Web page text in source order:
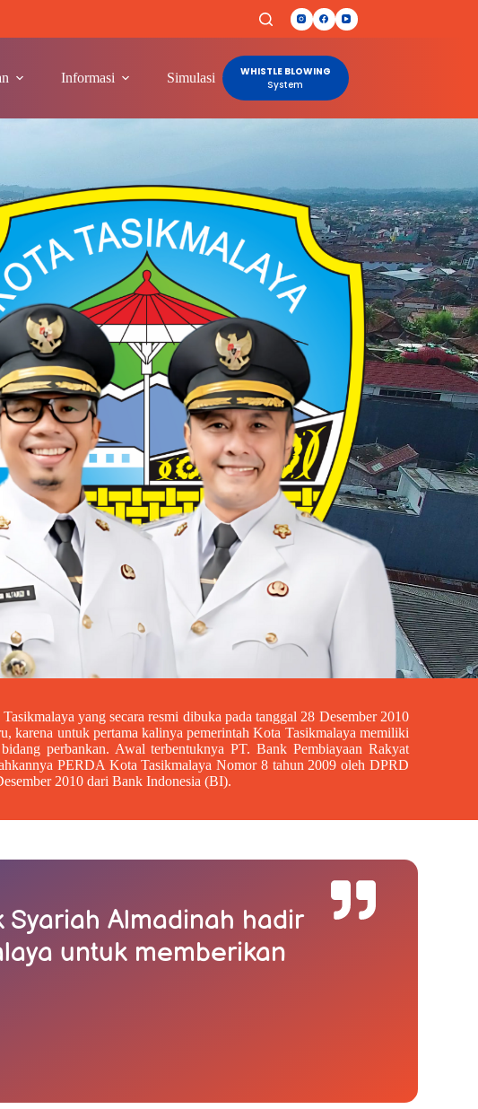
Informasi Simulasi Lainnya
WHISTLE BLOWING
System
yang secara resmi dibuka pada tanggal 28 Desember 2010
karena untuk pertama kalinya pemerintah Kota Tasikmalaya memiliki
perbankan. Awal terbentuknya PT. Bank Pembiayaan Rakyat
PERDA Kota Tasikmalaya Nomor 8 tahun 2009 oleh DPRD
2010 dari Bank Indonesia (BI).
Almadinah hadir
untuk memberikan